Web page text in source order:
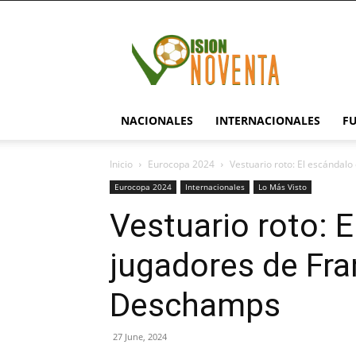
NACIONALES INTERNACIONALES
Inicio Eurocopa 2024 Vestuario roto: El
Eurocopa 2024 Internacionales Lo Más Visto
Vestuario roto:
jugadores de
Deschamps
27 June, 2024